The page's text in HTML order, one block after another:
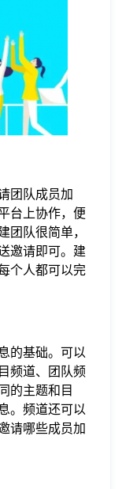
团队成员加
台上协作，便
团队很简单，
邀请即可。建
个人都可以完
的基础。可以
频道、团队频
的主题和目
。频道还可以
请哪些成员加